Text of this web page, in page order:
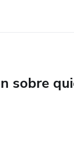
sobre